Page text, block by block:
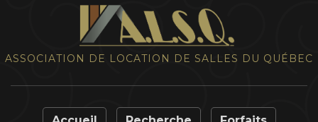
ASSOCIATION DE LOCATION DE SALLES DU QUÉBEC